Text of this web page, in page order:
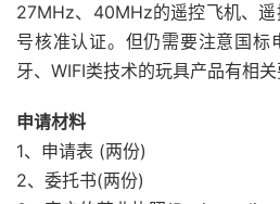
27MHz、40MHz的遥控飞机、
号核准认证。但仍需要注意国标
牙、WIFI类技术的玩具产品有相关
申请材料
1、申请表 (两份)
2、委托书(两份)